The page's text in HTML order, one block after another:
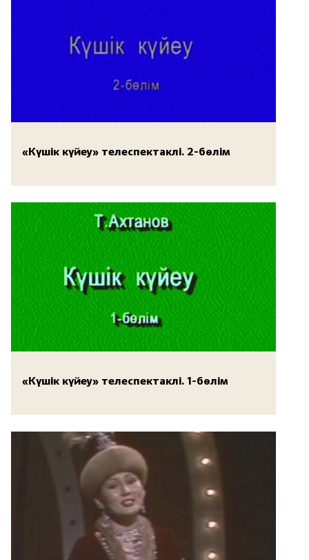
«Күшік күйеу» телеспектаклі. 2-бөлім
«Күшік күйеу» телеспектаклі. 1-бөлім